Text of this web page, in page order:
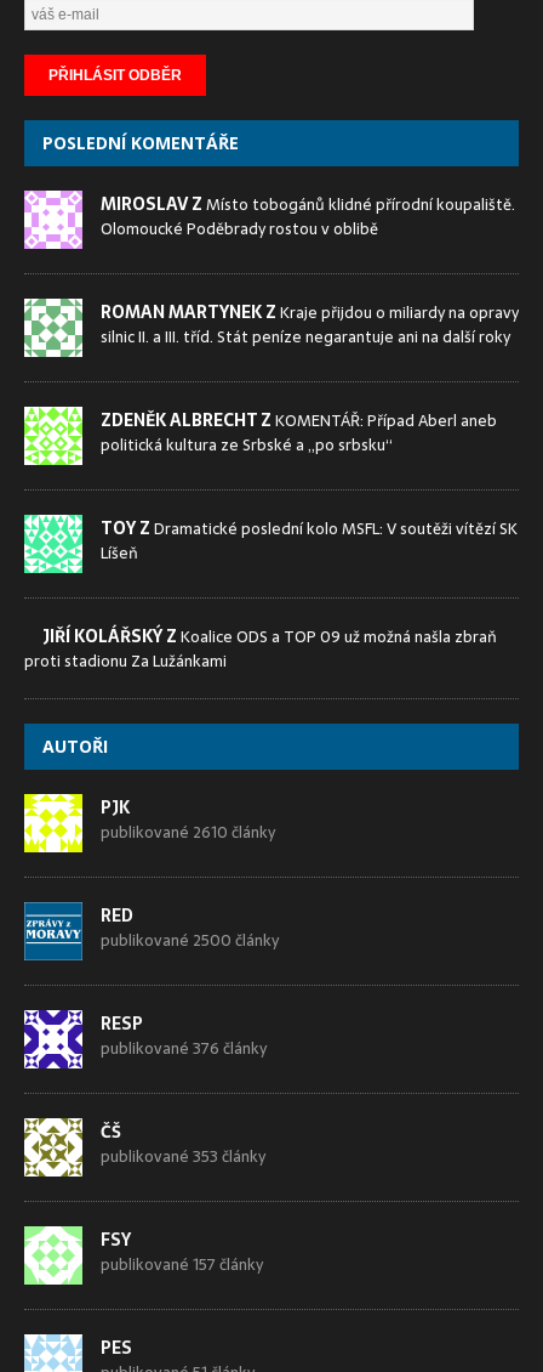
POSLEDNÍ KOMENTÁŘE
MIROSLAV ZMísto tobogánů klidné přírodní koupaliště.
Olomoucké Poděbrady rostou v oblibě
ROMAN MARTYNEK ZKraje přijdou o miliardy na opravy
silnic II. a III. tříd. Stát peníze negarantuje ani na další roky
ZDENĚK ALBRECHT ZKOMENTÁŘ: Případ Aberl aneb
politická kultura ze Srbské a „po srbsku“
TOY ZDramatické poslední kolo MSFL: V soutěži vítězí SK
Líšeň
JIŘÍ KOLÁŘSKÝ ZKoalice ODS a TOP 09 už možná našla zbraň
proti stadionu Za Lužánkami
AUTOŘI
PJK
publikované 2610 články
RED
publikované 2500 články
RESP
publikované 376 články
ČŠ
publikované 353 články
FSY
publikované 157 články
PES